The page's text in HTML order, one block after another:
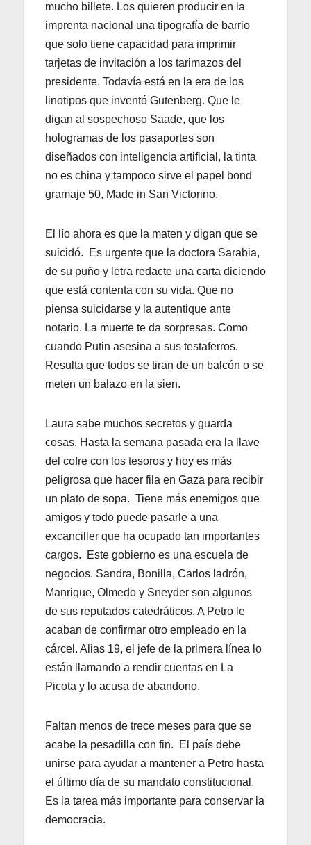
mucho billete. Los quieren producir en la
imprenta nacional una tipografía de barrio
que solo tiene capacidad para imprimir
tarjetas de invitación a los tarimazos del
presidente. Todavía está en la era de los
linotipos que inventó Gutenberg. Que le
digan al sospechoso Saade, que los
hologramas de los pasaportes son
diseñados con inteligencia artificial, la tinta
no es china y tampoco sirve el papel bond
gramaje 50, Made in San Victorino.
El lío ahora es que la maten y digan que se
suicidó. Es urgente que la doctora Sarabia,
de su puño y letra redacte una carta diciendo
que está contenta con su vida. Que no
piensa suicidarse y la autentique ante
notario. La muerte te da sorpresas. Como
cuando Putin asesina a sus testaferros.
Resulta que todos se tiran de un balcón o se
meten un balazo en la sien.
Laura sabe muchos secretos y guarda
cosas. Hasta la semana pasada era la llave
del cofre con los tesoros y hoy es más
peligrosa que hacer fila en Gaza para recibir
un plato de sopa. Tiene más enemigos que
amigos y todo puede pasarle a una
excanciller que ha ocupado tan importantes
cargos. Este gobierno es una escuela de
negocios. Sandra, Bonilla, Carlos ladrón,
Manrique, Olmedo y Sneyder son algunos
de sus reputados catedráticos. A Petro le
acaban de confirmar otro empleado en la
cárcel. Alias 19, el jefe de la primera línea lo
están llamando a rendir cuentas en La
Picota y lo acusa de abandono.
Faltan menos de trece meses para que se
acabe la pesadilla con fin. El país debe
unirse para ayudar a mantener a Petro hasta
el último día de su mandato constitucional.
Es la tarea más importante para conservar la
democracia.